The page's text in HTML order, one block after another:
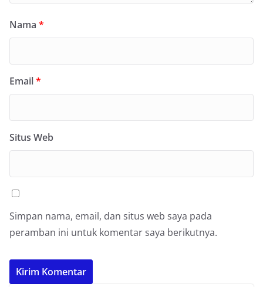
Nama *
Email*
Situs Web
Simpan nama, email, dan situs web saya pada
peramban ini untuk komentar saya berikutnya.